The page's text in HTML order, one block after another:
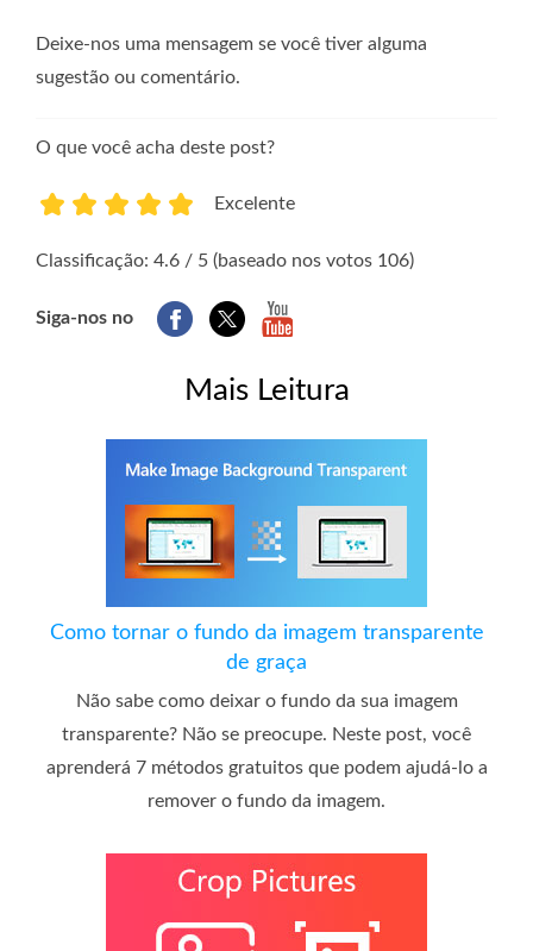
Deixe-nos uma mensagem se você tiver alguma
sugestão ou comentário.
O que você acha deste post?
Excelente
Classificação: 4.6 / 5 (baseado nos votos 106)
Siga-nos no
Mais Leitura
Como tornar o fundo da imagem transparente
de graça
Não sabe como deixar o fundo da sua imagem
transparente? Não se preocupe. Neste post, você
aprenderá 7 métodos gratuitos que podem ajudá-lo a
remover o fundo da imagem.